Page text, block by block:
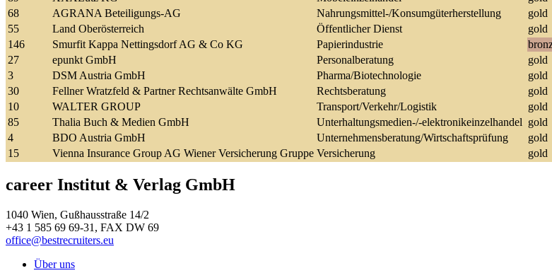
68
AGRANA Beteiligungs-AG Nahrungsmittel-/Konsumgüterherstellung
gold
55
Land Oberösterreich Öffentlicher Dienst
gold
146
Smurfit Kappa Nettingsdorf AG & Co KG Papierindustrie
27
epunkt GmbH Personalberatung
gold
3
DSM Austria GmbH Pharma/Biotechnologie
gold
30
Fellner Wratzfeld & Partner Rechtsanwälte GmbH Rechtsberatung
gold
10
WALTER GROUP Transport/Verkehr/Logistik
gold
85
Thalia Buch & Medien GmbH Unterhaltungsmedien-/-elektronikeinzelhandel gold
4
BDO Austria GmbH Unternehmensberatung/Wirtschaftsprüfung
gold
15
Vienna Insurance Group AG Wiener Versicherung Gruppe Versicherung gold
career Institut & Verlag GmbH
1040 Wien, Gußhausstraße 14/2
+43 1 585 69 69-31, FAX DW 69
office@bestrecruiters.eu
Über uns